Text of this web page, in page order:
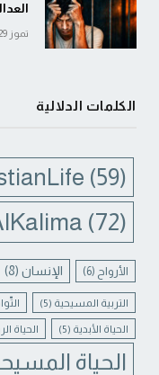
تموز 29, 2026
الكلمات الدلالية
(59)
(72)
الأرواح (6) الإنسان(8)
التربية المسيحية (5)
الحياة الأبدية (5) الحياة
الحياة